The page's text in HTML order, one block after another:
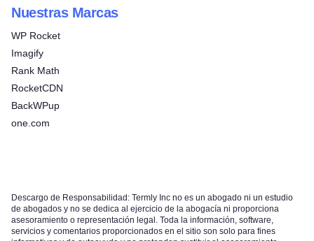
Nuestras Marcas
WP Rocket
Imagify
Rank Math
RocketCDN
BackWPup
one.com
Descargo de Responsabilidad: Termly Inc no es un abogado ni un estudio
de abogados y no se dedica al ejercicio de la abogacía ni proporciona
asesoramiento o representación legal. Toda la información, software,
servicios y comentarios proporcionados en el sitio son solo para fines